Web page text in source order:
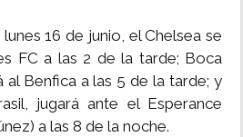
16 de junio, el Chelsea se
FC a las 2 de la tarde; Boca
al Benfica a las 5 de la tarde; y
jugará ante el Esperance
a las 8 de la noche.